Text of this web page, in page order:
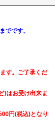
でです。
す。ご了承くだ
)はお受け出来ま
円(税込)となり